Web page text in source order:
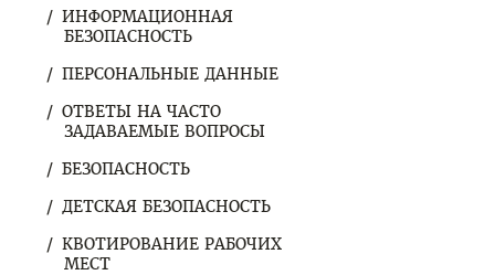
ИНФОРМАЦИОННАЯ
БЕЗОПАСНОСТЬ
ПЕРСОНАЛЬНЫЕ ДАННЫЕ
ОТВЕТЫ НА ЧАСТО
ЗАДАВАЕМЫЕ ВОПРОСЫ
БЕЗОПАСНОСТЬ
ДЕТСКАЯ БЕЗОПАСНОСТЬ
КВОТИРОВАНИЕ РАБОЧИХ
МЕСТ